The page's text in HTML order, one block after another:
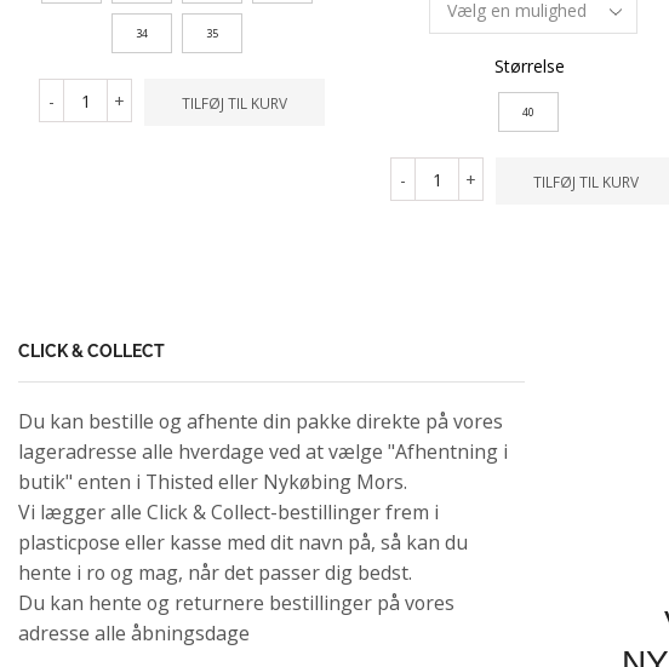
34 35
- + TILFØJ TIL KURV
Størrelse
40
- + TILFØJ TIL KURV
CLICK & COLLECT
Du kan bestille og afhente din pakke direkte på vores
lageradresse alle hverdage ved at vælge "Afhentning i
butik" enten i Thisted eller Nykøbing Mors.
Vi lægger alle Click & Collect-bestillinger frem i
plasticpose eller kasse med dit navn på, så kan du
hente i ro og mag, når det passer dig bedst.
Du kan hente og returnere bestillinger på vores
adresse alle åbningsdage